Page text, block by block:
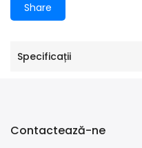
Share
Specificații
Contactează-ne